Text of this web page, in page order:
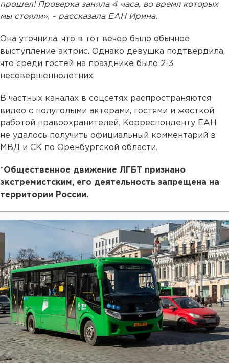
прошел! Проверка заняла 4 часа, во время которых
мы стояли», - рассказала ЕАН Ирина.
Она уточнила, что в тот вечер было обычное
выступление актрис. Однако девушка подтвердила,
что среди гостей на празднике было 2-3
несовершеннолетних.
В частных каналах в соцсетях распространяются
видео с полуголыми актерами, гостями и жесткой
работой правоохранителей. Корреспонденту ЕАН
не удалось получить официальный комментарий в
МВД и СК по Оренбургской области.
*Общественное движение ЛГБТ признано
экстремистским, его деятельность запрещена на
территории России.